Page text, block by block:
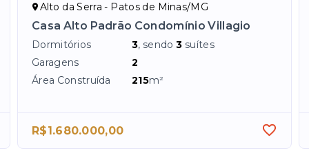
Alto da Serra - Patos de Minas/MG
Casa Alto Padrão Condomínio Villagio
Dormitórios 3, sendo3 suítes
Garagens
2
Área Construída
215m²
R$1.680.000,00